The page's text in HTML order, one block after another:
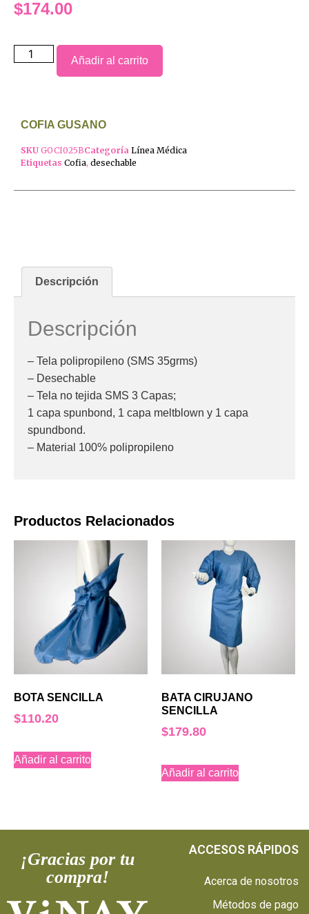
$174.00
Añadir al carrito
COFIA GUSANO
SKU GOCI025BCategoría Línea Médica
Etiquetas Cofia, desechable
Productos Relacionados
BOTA SENCILLA
$110.20
Añadir al carrito
BATA CIRUJANO
SENCILLA
$179.80
Añadir al carrito
Descripción
Descripción
– Tela polipropileno (SMS 35grms)
– Desechable
– Tela no tejida SMS 3 Capas;
1 capa spunbond, 1 capa meltblown y 1 capa
spundbond.
– Material 100% polipropileno
¡Gracias por tu
compra!
ACCESOS RÁPIDOS
Acerca de nosotros
Métodos de pago